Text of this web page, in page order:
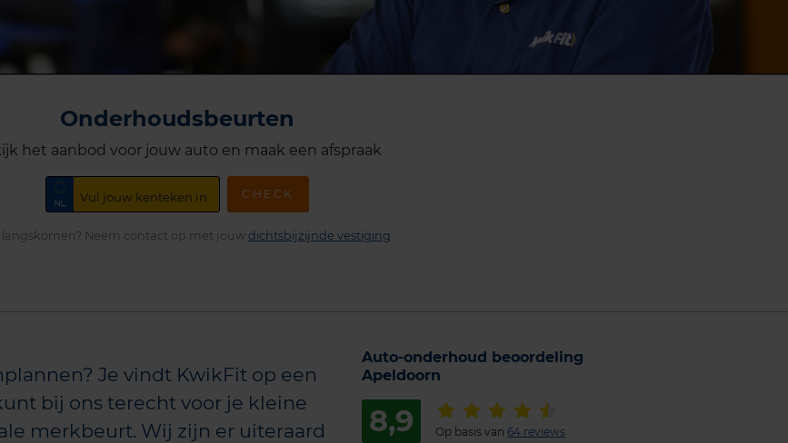
Onderhoudsbeurten
het aanbod voor jouw auto en maak een afspraak
CHECK
langskomen? Neem contact op met jouw dichtsbijzijnde vestiging
Je vindt KwikFit op een
bij ons terecht voor je kleine
merkbeurt. Wij zijn er uiteraard
Auto-onderhoud beoordeling
Apeldoorn
8,9 Op basis van 64 reviews